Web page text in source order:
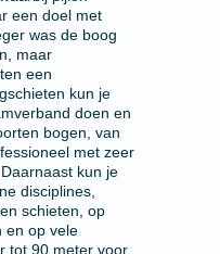
een doel met
was de boog
maar
een
kun je
doen en
bogen, van
met zeer
kun je
disciplines,
schieten, op
en op vele
tot 90 meter voor